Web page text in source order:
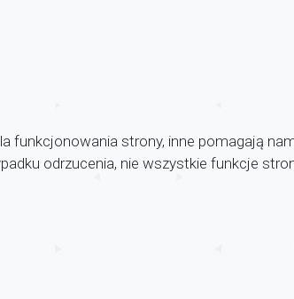
funkcjonowania strony, inne pomagają
odrzucenia, nie wszystkie funkcje